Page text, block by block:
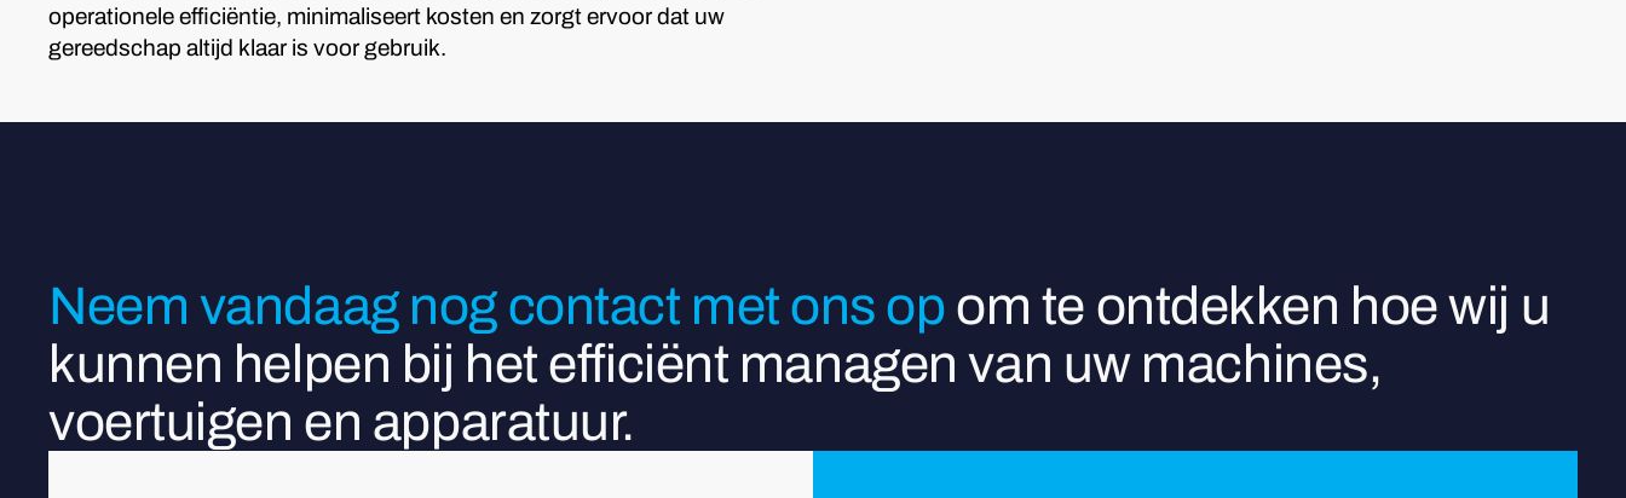
operationele efficiëntie, minimaliseert kosten en zorgt ervoor dat uw
gereedschap altijd klaar is voor gebruik.
Neem vandaag nog contact met ons op om te ontdekken hoe wij u
kunnen helpen bij het efficiënt managen van uw machines,
voertuigen en apparatuur.